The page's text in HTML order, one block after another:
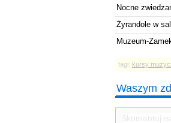
Nocne
Żyrandole w
Muzeum-
tagi: kursy
Waszym